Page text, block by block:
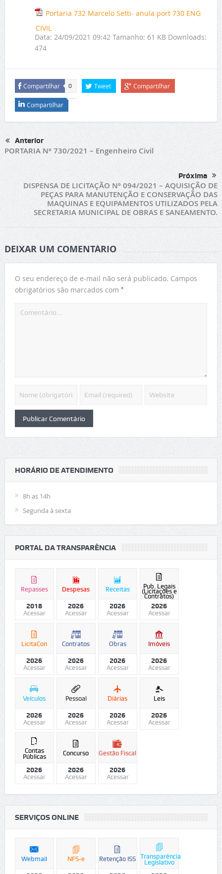
Portaria 732 Marcelo Setti- anula port 730 ENG
CIVIL
Data: 24/09/2021 09:42 Tamanho: 61 KB Downloads:
474
Compartilhar 0 Tweet Compartilhar
Compartilhar
Anterior
PORTARIA Nº 730/2021 – Engenheiro Civil
Próxima
DISPENSA DE LICITAÇÃO Nº 094/2021 – AQUISIÇÃO DE
PEÇAS PARA MANUTENÇÃO E CONSERVAÇÃO DAS
MAQUINAS E EQUIPAMENTOS UTILIZADOS PELA
SECRETARIA MUNICIPAL DE OBRAS E SANEAMENTO.
DEIXAR UM COMENTÁRIO
O seu endereço de e-mail não será publicado. Campos
obrigatórios são marcados com *
HORÁRIO DE ATENDIMENTO
8h as 14h
Segunda à sexta
PORTAL DA TRANSPARÊNCIA
Repasses
2018
Acessar
Despesas
2026
Acessar
Receitas
2026
Acessar
Pub. Legais
(Licitações e
Contratos)
2026
Acessar
LicitaCon
2026
Acessar
Contratos
2026
Acessar
Obras
2026
Acessar
Imóveis
2026
Acessar
Veículos
2026
Acessar
Pessoal
2026
Acessar
Diárias
2026
Acessar
Leis
2026
Acessar
Contas
Públicas
2026
Acessar
Concurso
2026
Acessar
Gestão Fiscal
2026
Acessar
SERVIÇOS ONLINE
Webmail NFS-e Retenção ISS Transparência
Legislativo